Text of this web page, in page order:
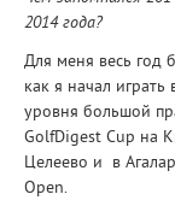
2014 года?
Для меня весь год
как я начал
уровня большой
GolfDigest Cup на
Целеево и в
Open.